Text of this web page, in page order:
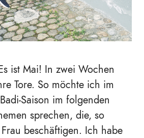
ist Mai! In zwei Wochen
Tore. So möchte ich im
Saison im folgenden
sprechen, die, so
beschäftigen. Ich habe